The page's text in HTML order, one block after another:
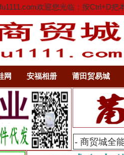
欢迎您光临：按Ctrl+D
网 安福相册 莆田贸易城